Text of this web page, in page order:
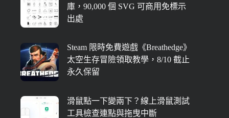
庫，90,000 個 SVG 可商用免標示
出處
Steam 限時免費遊戲《Breathedge》
太空生存冒險領取教學，8/10 截止
永久保留
滑鼠點一下變兩下？線上滑鼠測試
工具檢查連點與拖曳中斷